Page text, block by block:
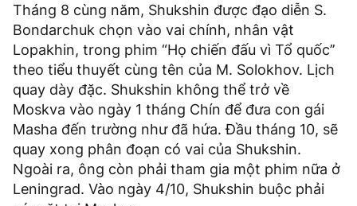
Tháng 8 cùng năm, Shukshin được đạo diễn S.
Bondarchuk chọn vào vai chính, nhân vật
Lopakhin, trong phim “Họ chiến đấu vì Tổ quốc’’
theo tiểu thuyết cùng tên của M. Solokhov. Lịch
quay dày đặc. Shukshin không thể trở về
Moskva vào ngày 1 tháng Chín để đưa con gái
Masha đến trường như đã hứa. Đầu tháng 10, sẽ
quay xong phân đoạn có vai của Shukshin.
Ngoài ra, ông còn phải tham gia một phim nữa ở
Leningrad. Vào ngày 4/10, Shukshin buộc phải